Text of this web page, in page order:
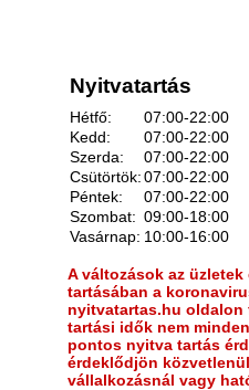
Nyitvatartás
Hétfő:
07:00-22:00
Kedd:
07:00-22:00
Szerda:
07:00-22:00
Csütörtök:07:00-22:00
Péntek:
07:00-22:00
Szombat: 09:00-18:00
Vasárnap: 10:00-16:00
A változások az
tartásában a
nyitvatartas.hu
tartási idők nem
pontos nyitva tartás
érdeklődjön
vállalkozásnál vagy